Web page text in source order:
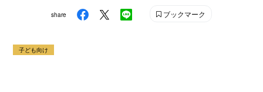
share ブックマーク
子ども向け